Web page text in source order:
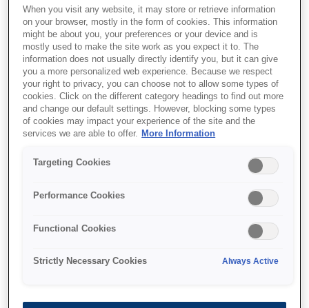
Singlepack UltraChrome
XD
MagentaT693300(350ml)
When you visit any website, it may store or retrieve information
on your browser, mostly in the form of cookies. This information
might be about you, your preferences or your device and is
mostly used to make the site work as you expect it to. The
information does not usually directly identify you, but it can give
you a more personalized web experience. Because we respect
your right to privacy, you can choose not to allow some types of
cookies. Click on the different category headings to find out more
and change our default settings. However, blocking some types
of cookies may impact your experience of the site and the
services we are able to offer.
More Information
Targeting Cookies
Performance Cookies
Functional Cookies
Strictly Necessary Cookies Always Active